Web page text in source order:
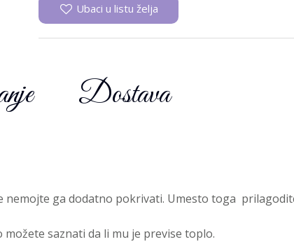
Ubaci u listu želja
Dostava
nemojte ga dodatno pokrivati. Umesto toga
saznati da li mu je previse toplo.